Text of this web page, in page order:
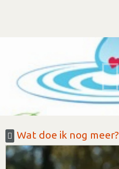
Wat doe ik nog meer?